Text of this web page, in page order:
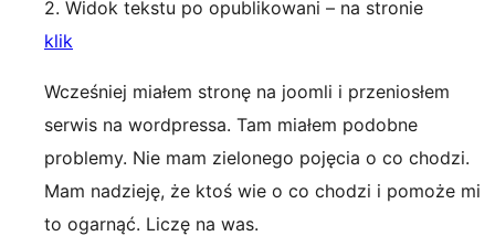
2. Widok tekstu po opublikowani – na stronie
klik
Wcześniej miałem stronę na joomli i przeniosłem
serwis na wordpressa. Tam miałem podobne
problemy. Nie mam zielonego pojęcia o co chodzi.
Mam nadzieję, że ktoś wie o co chodzi i pomoże mi
to ogarnąć. Liczę na was.